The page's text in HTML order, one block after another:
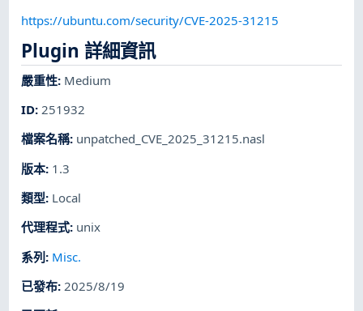
https://ubuntu.com/security/CVE-2025-31215
Plugin 詳細資訊
嚴重性: Medium
ID:251932
檔案名稱: unpatched_CVE_2025_31215.nasl
版本: 1.3
類型: Local
代理程式: unix
系列: Misc.
已發布: 2025/8/19